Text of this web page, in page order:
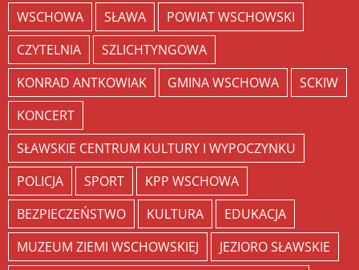
WSCHOWA SŁAWA
POWIAT WSCHOWSKI
CZYTELNIA
SZLICHTYNGOWA
KONRAD ANTKOWIAK
GMINA WSCHOWA
SCKIW
KONCERT
SŁAWSKIE CENTRUM KULTURY I WYPOCZYNKU
POLICJA
SPORT
KPP WSCHOWA
BEZPIECZEŃSTWO
KULTURA
EDUKACJA
MUZEUM ZIEMI WSCHOWSKIEJ
JEZIORO SŁAWSKIE